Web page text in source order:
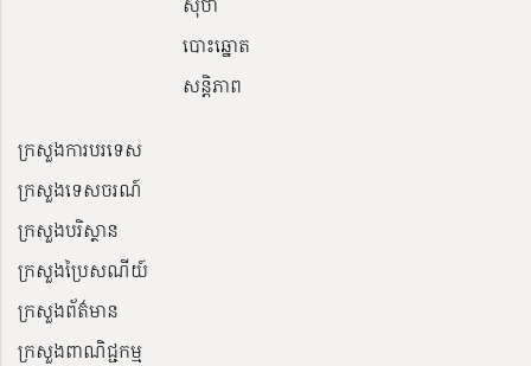
បោះឆ្នោត
សន្តិភាព
ក្រសួងការបរទេស
ក្រសួងទេសចរណ៍
ក្រសួងបរិស្ថាន
ក្រសួងប្រៃសណីយ៍
ក្រសួងព័ត៌មាន
ក្រសួងពាណិជ្ជកម្ម